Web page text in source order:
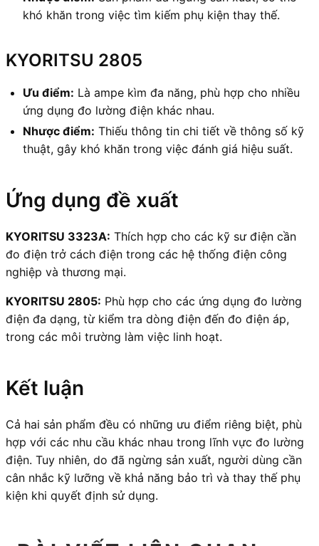
khó khăn trong việc tìm kiếm phụ kiện thay thế.
KYORITSU 2805
Ưu điểm: Là ampe kìm đa năng, phù hợp cho nhiều
ứng dụng đo lường điện khác nhau.
Nhược điểm: Thiếu thông tin chi tiết về thông số kỹ
thuật, gây khó khăn trong việc đánh giá hiệu suất.
Ứng dụng đề xuất
KYORITSU 3323A: Thích hợp cho các kỹ sư điện cần
đo điện trở cách điện trong các hệ thống điện công
nghiệp và thương mại.
KYORITSU 2805: Phù hợp cho các ứng dụng đo lường
điện đa dạng, từ kiểm tra dòng điện đến đo điện áp,
trong các môi trường làm việc linh hoạt.
Kết luận
Cả hai sản phẩm đều có những ưu điểm riêng biệt, phù
hợp với các nhu cầu khác nhau trong lĩnh vực đo lường
điện. Tuy nhiên, do đã ngừng sản xuất, người dùng cần
cân nhắc kỹ lưỡng về khả năng bảo trì và thay thế phụ
kiện khi quyết định sử dụng.